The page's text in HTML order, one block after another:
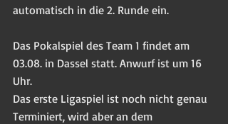
automatisch in die 2. Runde ein.
Das Pokalspiel des Team 1 findet am
03.08. in Dassel statt. Anwurf ist um 16
Uhr.
Das erste Ligaspiel ist noch nicht genau
Terminiert, wird aber an dem